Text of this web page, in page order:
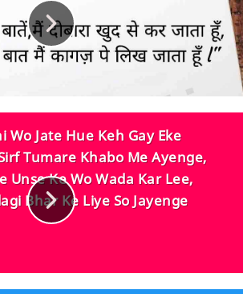
Wo Jate Hue Keh Gay Eke
Tumare Khabo Me Ayenge,
Unse Ke Wo Wada Kar Lee,
Bhar Ke Liye So Jayenge